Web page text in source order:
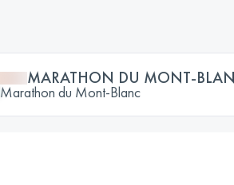
MARATHON DU MONT-
Marathon du Mont-Blanc